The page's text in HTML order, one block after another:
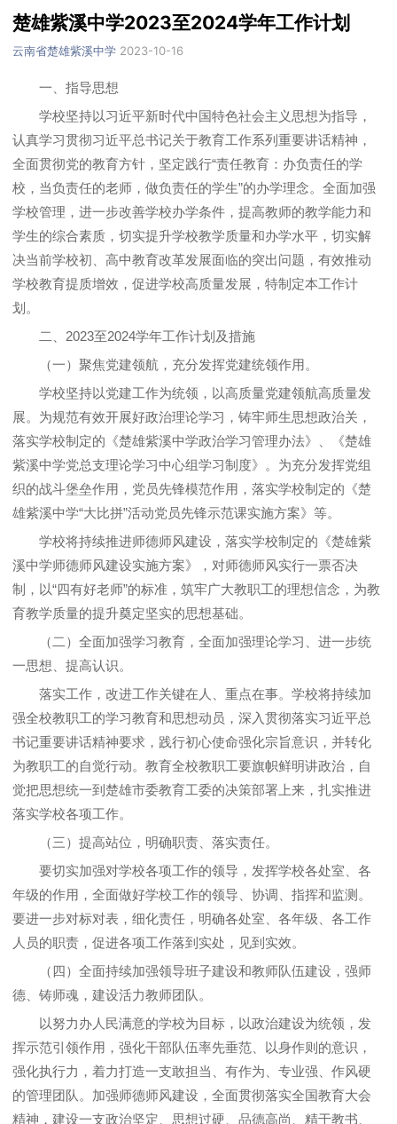
楚雄紫溪中学2023至2024学年工作计划
云南省楚雄紫溪中学 2023-10-16
一、指导思想
学校坚持以习近平新时代中国特色社会主义思想为指导，
认真学习贯彻习近平总书记关于教育工作系列重要讲话精神，
全面贯彻党的教育方针，坚定践行“责任教育：办负责任的学
校，当负责任的老师，做负责任的学生”的办学理念。全面加强
学校管理，进一步改善学校办学条件，提高教师的教学能力和
学生的综合素质，切实提升学校教学质量和办学水平，切实解
决当前学校初、高中教育改革发展面临的突出问题，有效推动
学校教育提质增效，促进学校高质量发展，特制定本工作计
划。
二、2023至2024学年工作计划及措施
（一）聚焦党建领航，充分发挥党建统领作用。
学校坚持以党建工作为统领，以高质量党建领航高质量发
展。为规范有效开展好政治理论学习，铸牢师生思想政治关，
落实学校制定的《楚雄紫溪中学政治学习管理办法》、《楚雄
紫溪中学党总支理论学习中心组学习制度》。为充分发挥党组
织的战斗堡垒作用，党员先锋模范作用，落实学校制定的《楚
雄紫溪中学“大比拼”活动党员先锋示范课实施方案》等。
学校将持续推进师德师风建设，落实学校制定的《楚雄紫
溪中学师德师风建设实施方案》，对师德师风实行一票否决
制，以“四有好老师”的标准，筑牢广大教职工的理想信念，为教
育教学质量的提升奠定坚实的思想基础。
（二）全面加强学习教育，全面加强理论学习、进一步统
一思想、提高认识。
落实工作，改进工作关键在人、重点在事。学校将持续加
强全校教职工的学习教育和思想动员，深入贯彻落实习近平总
书记重要讲话精神要求，践行初心使命强化宗旨意识，并转化
为教职工的自觉行动。教育全校教职工要旗帜鲜明讲政治，自
觉把思想统一到楚雄市委教育工委的决策部署上来，扎实推进
落实学校各项工作。
（三）提高站位，明确职责、落实责任。
要切实加强对学校各项工作的领导，发挥学校各处室、各
年级的作用，全面做好学校工作的领导、协调、指挥和监测。
要进一步对标对表，细化责任，明确各处室、各年级、各工作
人员的职责，促进各项工作落到实处，见到实效。
（四）全面持续加强领导班子建设和教师队伍建设，强师
德、铸师魂，建设活力教师团队。
以努力办人民满意的学校为目标，以政治建设为统领，发
挥示范引领作用，强化干部队伍率先垂范、以身作则的意识，
强化执行力，着力打造一支敢担当、有作为、专业强、作风硬
的管理团队。加强师德师风建设，全面贯彻落实全国教育大会
精神，建设一支政治坚定、思想过硬、品德高尚、精于教书、